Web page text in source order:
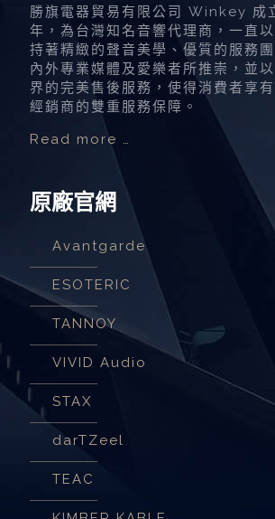
勝旗電器貿易有限公司 Winkey 成
年，為台灣知名音響代理商，一直
持著精緻的聲音美學、優質的服務
內外專業媒體及愛樂者所推崇，並
界的完美售後服務，使得消費者享
經銷商的雙重服務保障。
Read more …
原廠官網
Avantgarde
ESOTERIC
TANNOY
VIVID Audio
STAX
darTZeel
TEAC